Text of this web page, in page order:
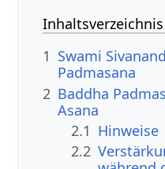
Inhaltsverzeichnis
1 Swami
Padmasana
2 Baddha
Asana
2.1 Hinweise
2.2